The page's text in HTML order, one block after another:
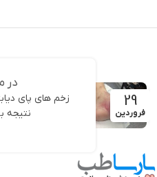
29
فروردین
در
زخم های پای
نتیجه